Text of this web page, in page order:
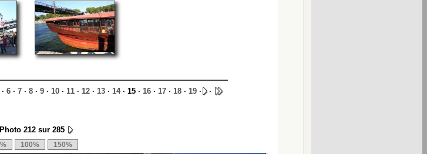
· 6 · 7 · 8 · 9 · 10 · 11 · 12 · 13 · 14· 15 · 16 · 17 · 18 · 19 · ·
Photo 212 sur 285